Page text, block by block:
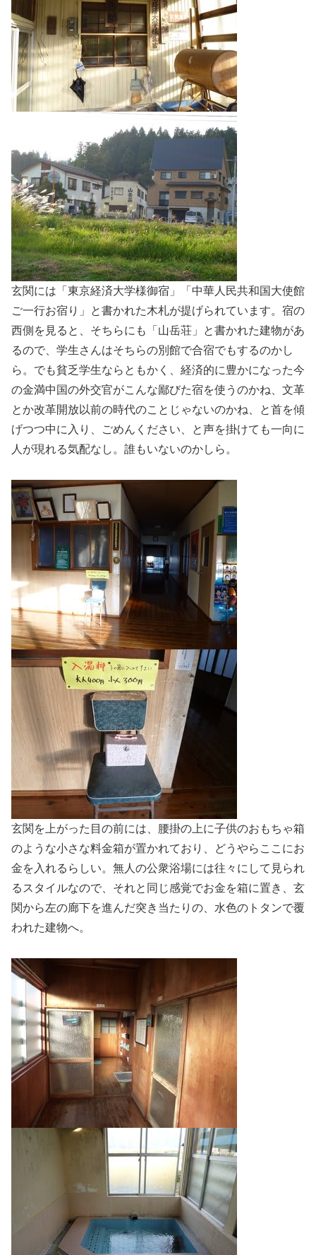
玄関には「東京経済大学様御宿」「中華人民共和国大使館
ご一行お宿り」と書かれた木札が提げられています。宿の
西側を見ると、そちらにも「山岳荘」と書かれた建物があ
るので、学生さんはそちらの別館で合宿でもするのかし
ら。でも貧乏学生ならともかく、経済的に豊かになった今
の金満中国の外交官がこんな鄙びた宿を使うのかね、文革
とか改革開放以前の時代のことじゃないのかね、と首を傾
げつつ中に入り、ごめんください、と声を掛けても一向に
人が現れる気配なし。誰もいないのかしら。
玄関を上がった目の前には、腰掛の上に子供のおもちゃ箱
のような小さな料金箱が置かれており、どうやらここにお
金を入れるらしい。無人の公衆浴場には往々にして見られ
るスタイルなので、それと同じ感覚でお金を箱に置き、玄
関から左の廊下を進んだ突き当たりの、水色のトタンで覆
われた建物へ。